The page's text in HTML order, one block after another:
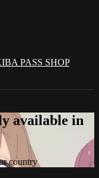
PASS SHOP
available in
country